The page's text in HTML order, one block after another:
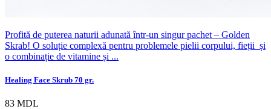
Profită de puterea naturii adunată într-un singur pachet – Golden
Skrab! O soluție complexă pentru problemele pielii corpului, fieții și
o combinație de vitamine și ...
Healing Face Skrub 70 gr.
83 MDL